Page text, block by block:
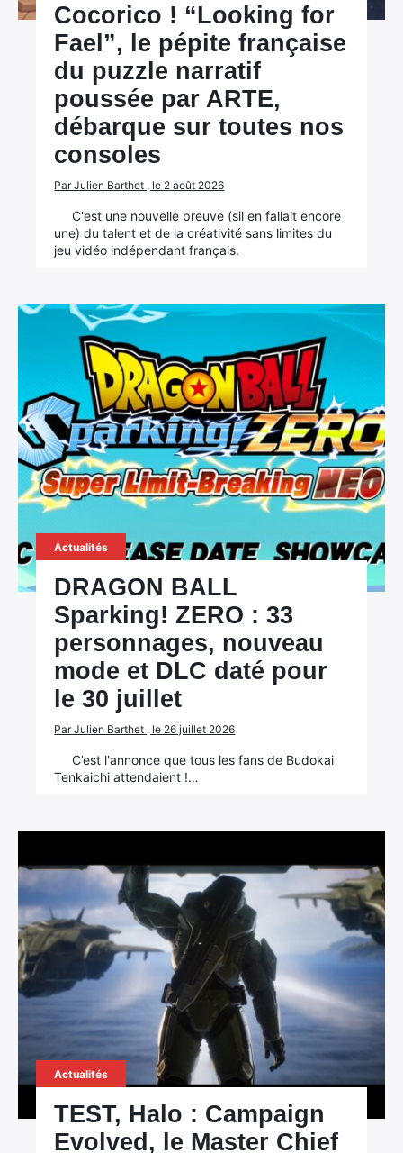
Cocorico ! “Looking for
Fael”, le pépite française
du puzzle narratif
poussée par ARTE,
débarque sur toutes nos
consoles
Par Julien Barthet , le 2 août 2026
C'est une nouvelle preuve (sil en fallait encore
une) du talent et de la créativité sans limites du
jeu vidéo indépendant français.
Actualités
DRAGON BALL
Sparking! ZERO : 33
personnages, nouveau
mode et DLC daté pour
le 30 juillet
Par Julien Barthet , le 26 juillet 2026
C’est l'annonce que tous les fans de Budokai
Tenkaichi attendaient !…
Actualités
TEST, Halo : Campaign
Evolved, le Master Chief